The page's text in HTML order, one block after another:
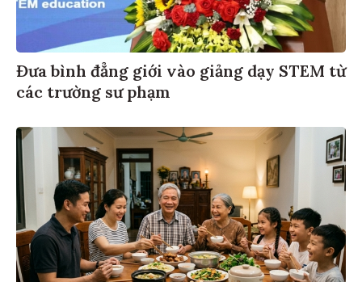
Đưa bình đẳng giới vào giảng dạy STEM từ
các trường sư phạm